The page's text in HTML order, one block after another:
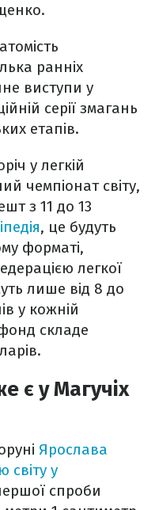
ранніх
виступи у
серії змагань
етапів.
у легкій
чемпіонат світу,
з 11 до 13
, це будуть
форматі,
легкої
лише від 8 до
у кожній
складе
є у Магучіх
Ярослава
світу у
спроби